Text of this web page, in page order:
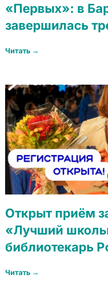
«Первых»: в
завершилась
Читать →
Открыт приём
«Лучший
библиотекарь
Читать →